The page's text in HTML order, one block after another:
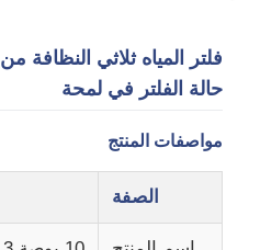
أشرطة فيديو
حول بنا
جولة في المعمل
حالة الفلتر في لمحة
مواصفات المنتج
الصفة